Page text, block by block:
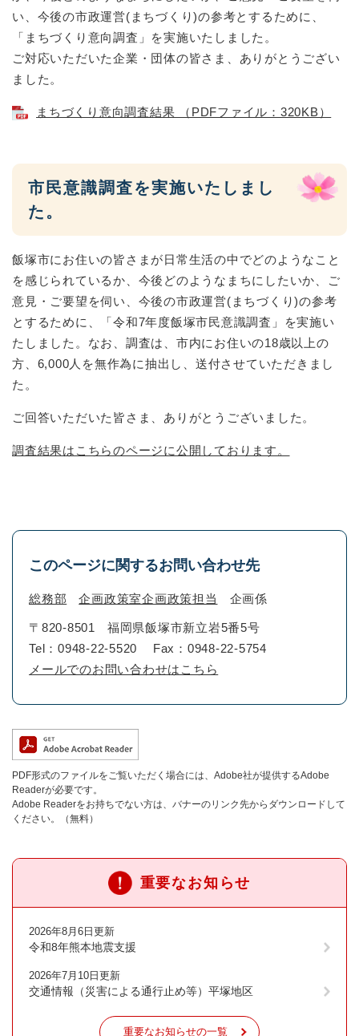
い、今後の市政運営(まちづくり)の参考とするために、
「まちづくり意向調査」を実施いたしました。
ご対応いただいた企業・団体の皆さま、ありがとうござい
ました。
まちづくり意向調査結果 （PDFファイル：320KB）
市民意識調査を実施いたしまし
た。
飯塚市にお住いの皆さまが日常生活の中でどのようなこと
を感じられているか、今後どのようなまちにしたいか、ご
意見・ご要望を伺い、今後の市政運営(まちづくり)の参考
とするために、「令和7年度飯塚市民意識調査」を実施い
たしました。なお、調査は、市内にお住いの18歳以上の
方、6,000人を無作為に抽出し、送付させていただきまし
た。
ご回答いただいた皆さま、ありがとうございました。
調査結果はこちらのページに公開しております。
このページに関するお問い合わせ先
総務部 企画政策室企画政策担当 企画係
〒820-8501
福岡県飯塚市新立岩5番5号
Tel：0948-22-5520
Fax：0948-22-5754
メールでのお問い合わせはこちら
PDF形式のファイルをご覧いただく場合には、Adobe社が提供するAdobe
Readerが必要です。
Adobe Readerをお持ちでない方は、バナーのリンク先からダウンロードして
ください。（無料）
重要なお知らせ
2026年8月6日更新
令和8年熊本地震支援
2026年7月10日更新
交通情報（災害による通行止め等）平塚地区
重要なお知らせの一覧